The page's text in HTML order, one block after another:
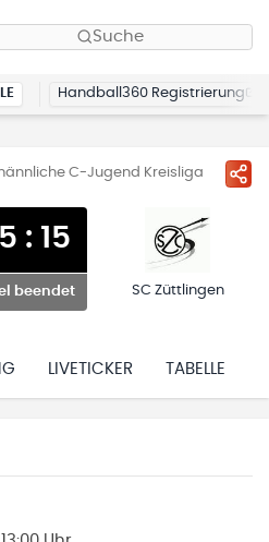
Suche
Handball360 Registrierung
C-Jugend Kreisliga
: 15
beendet SC Züttlingen
LIVETICKER TABELLE